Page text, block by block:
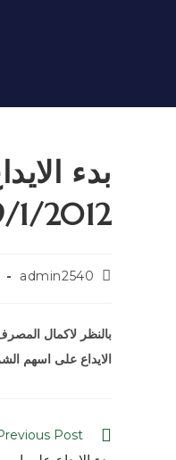
بدء
1/2012
admin2540
الايداع على اسهم الشركة
Post